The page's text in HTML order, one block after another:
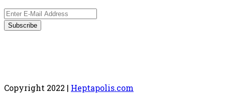
Copyright 2022 | Heptapolis.com